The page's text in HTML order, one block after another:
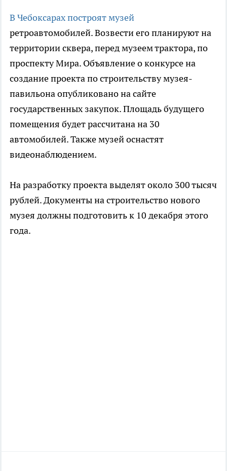
В Чебоксарах построят музей
ретроавтомобилей. Возвести его планируют на
территории сквера, перед музеем трактора, по
проспекту Мира. Объявление о конкурсе на
создание проекта по строительству музея-
павильона опубликовано на сайте
государственных закупок. Площадь будущего
помещения будет рассчитана на 30
автомобилей. Также музей оснастят
видеонаблюдением.
На разработку проекта выделят около 300 тысяч
рублей. Документы на строительство нового
музея должны подготовить к 10 декабря этого
года.